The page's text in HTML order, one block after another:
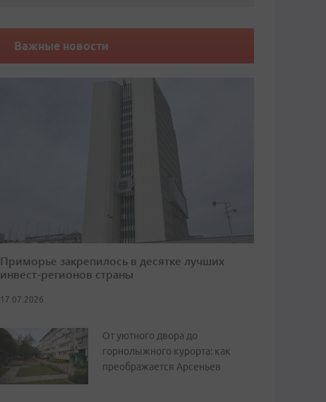
Важные новости
Приморье закрепилось в десятке лучших
инвест-регионов страны
17.07.2026
От уютного двора до
горнолыжного курорта: как
преображается Арсеньев